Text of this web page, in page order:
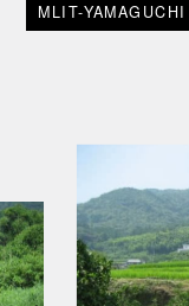
MLIT-YAMAGUCHI